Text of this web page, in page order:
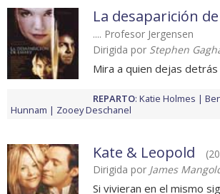
La desaparición
.... Profesor Jergensen
Dirigida por Stephen
Mira a quien dejas detrás
REPARTO: Katie Holmes
Hunnam
Zooey Deschanel
Kate & Leopold
Dirigida por James
Si vivieran en el mismo